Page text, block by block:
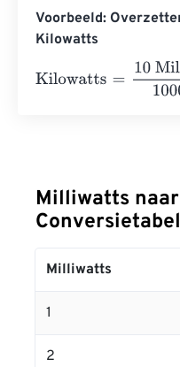
Voorbeeld:
Kilowatts
Kilowatts = 10
Milliwatts
Conversietabel
Milliwatts
1
2